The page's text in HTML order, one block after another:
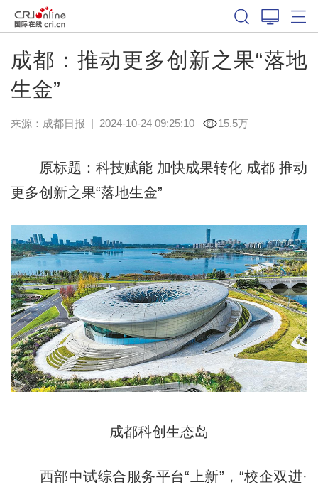
成都：推动更多创新之果“落地
生金”
来源： 成都日报 | 2024-10-24 09:25:10 15.5万
原标题：科技赋能 加快成果转化 成都 推动
更多创新之果“落地生金”
成都科创生态岛
西部中试综合服务平台“上新”，“校企双进·